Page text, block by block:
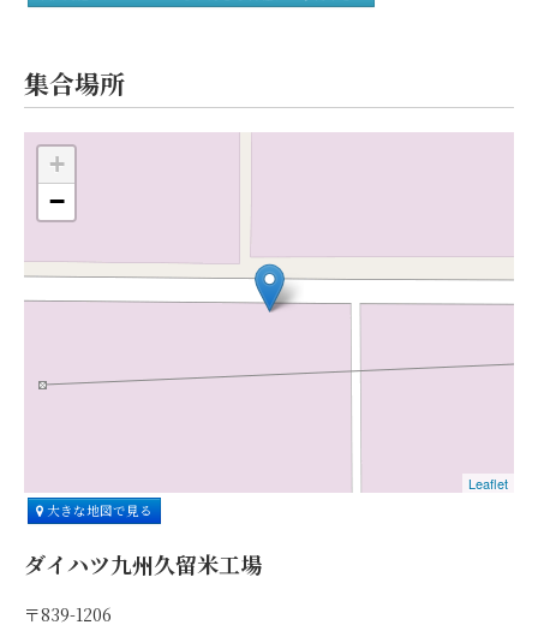
集合場所
+
−
Leaflet
大きな地図で見る
ダイハツ九州久留米工場
〒839-1206